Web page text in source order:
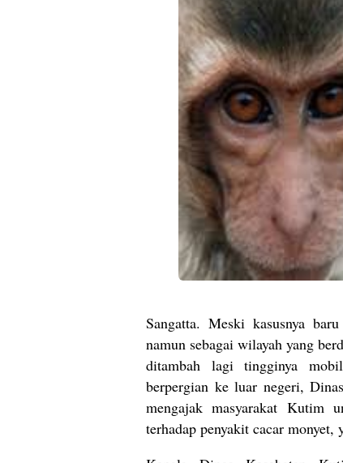
Sangatta. Meski kasusnya
namun sebagai wilayah yang
ditambah lagi tingginya
berpergian ke luar negeri,
mengajak masyarakat Kutim
terhadap penyakit cacar monyet,